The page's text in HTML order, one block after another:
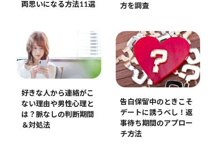
両思いになる方法11選
方を調査
好きな人から連絡がこ
ない理由や男性心理と
は？脈なしの判断期間
＆対処法
告白保留中のときこそ
デートに誘うべし！返
事待ち期間のアプロー
チ方法